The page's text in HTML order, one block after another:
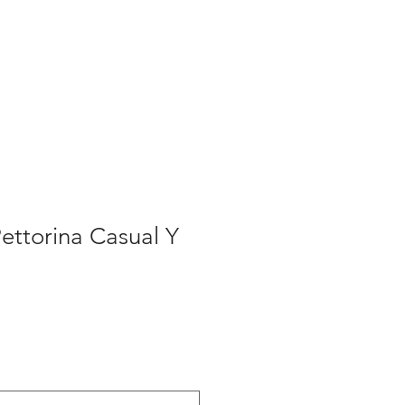
Casual Y